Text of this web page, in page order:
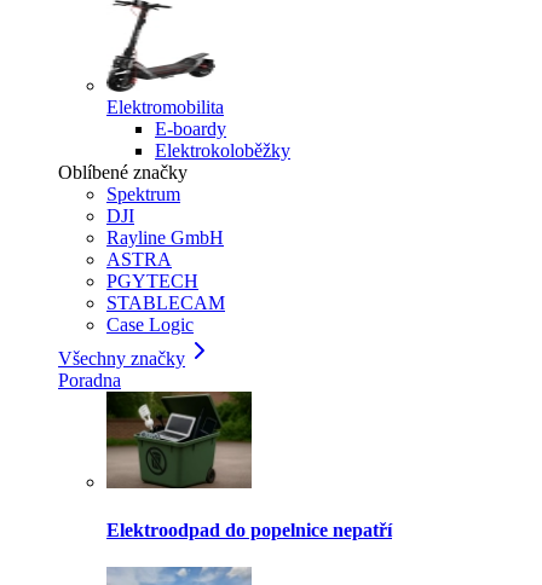
Elektromobilita
E-boardy
Elektrokoloběžky
Oblíbené značky
Spektrum
DJI
Rayline GmbH
ASTRA
PGYTECH
STABLECAM
Case Logic
Všechny značky
Poradna
Elektroodpad do popelnice nepatří